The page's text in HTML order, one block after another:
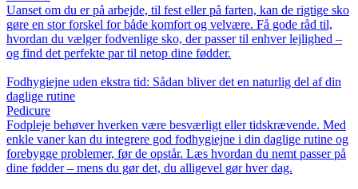
Uanset om du er på arbejde, til fest eller på farten, kan de rigtige sko
gøre en stor forskel for både komfort og velvære. Få gode råd til,
hvordan du vælger fodvenlige sko, der passer til enhver lejlighed –
og find det perfekte par til netop dine fødder.
Fodhygiejne uden ekstra tid: Sådan bliver det en naturlig del af din
daglige rutine
Pedicure
Fodpleje behøver hverken være besværligt eller tidskrævende. Med
enkle vaner kan du integrere god fodhygiejne i din daglige rutine og
forebygge problemer, før de opstår. Læs hvordan du nemt passer på
dine fødder – mens du gør det, du alligevel gør hver dag.